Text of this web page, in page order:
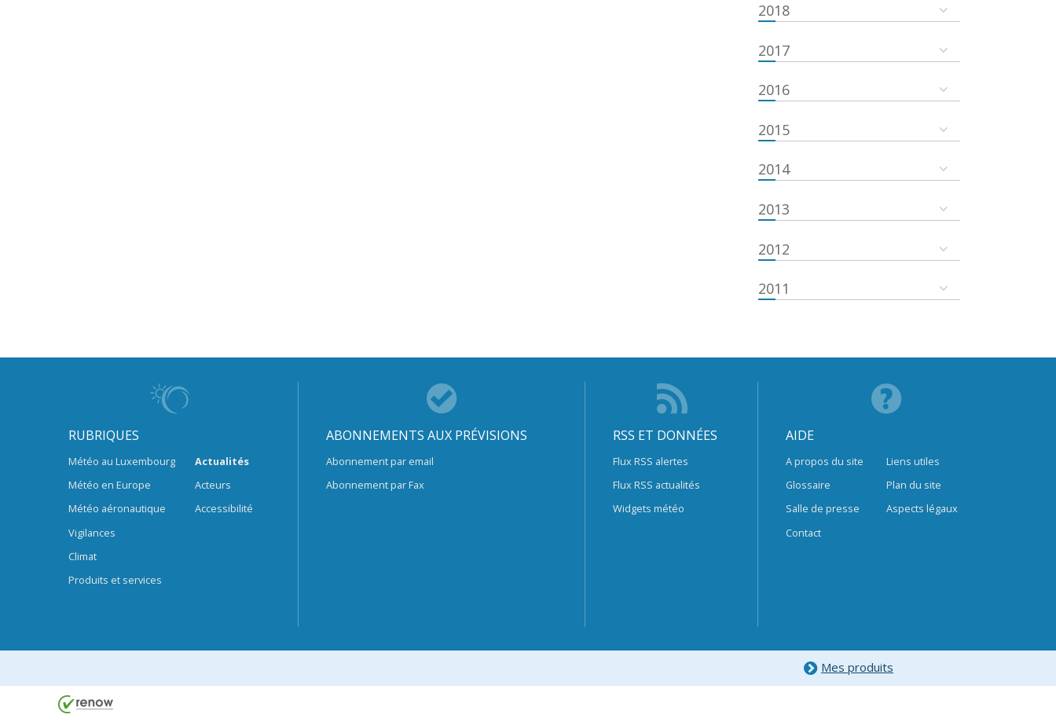
2018
2017
2016
2015
2014
2013
2012
2011
RUBRIQUES
Météo au Luxembourg
Météo en Europe
Météo aéronautique
Vigilances
Climat
Produits et services
Actualités
Acteurs
Accessibilité
ABONNEMENTS AUX PRÉVISIONS
Abonnement par email
Abonnement par Fax
RSS ET DONNÉES
Flux RSS alertes
Flux RSS actualités
Widgets météo
AIDE
A propos du site
Glossaire
Salle de presse
Contact
Liens utiles
Plan du site
Aspects légaux
Mes produits